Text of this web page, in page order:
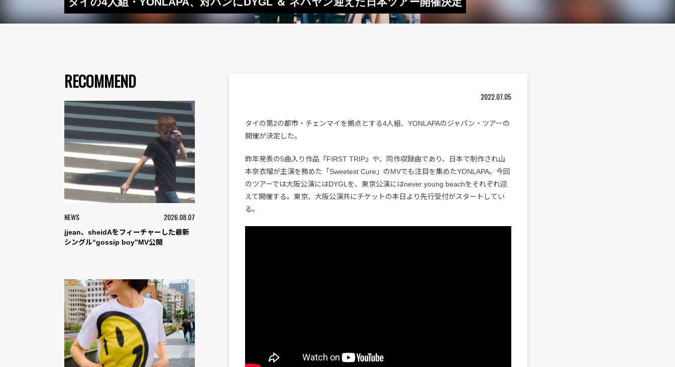
RECOMMEND
NEWS 2026.08.07
jjean、sheidAをフィーチャーした最新
シングル“gossip boy”MV公開
2022.07.05
タイの第2の都市・チェンマイを拠点とする4人組、YONLAPAのジャパン・ツアーの
開催が決定した。
昨年発表の5曲入り作品『FIRST TRIP』や、同作収録曲であり、日本で制作され山
本奈衣瑠が主演を務めた「Sweetest Cure」のMVでも注目を集めたYONLAPA。今回
のツアーでは大阪公演にはDYGLを、東京公演にはnever young beachをそれぞれ迎
えて開催する。東京、大阪公演共にチケットの本日より先行受付がスタートしてい
る。